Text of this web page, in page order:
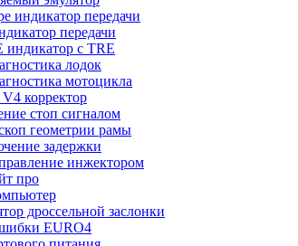
индикатор передачи
передачи
индикатор с TRE
лодок
мотоцикла
корректор
стоп сигналом
геометрии рамы
задержки
инжектором
про
дроссельной заслонки
EURO4